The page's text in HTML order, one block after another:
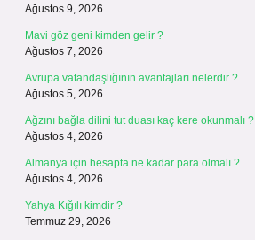
Ağustos 9, 2026
Mavi göz geni kimden gelir ?
Ağustos 7, 2026
Avrupa vatandaşlığının avantajları nelerdir ?
Ağustos 5, 2026
Ağzını bağla dilini tut duası kaç kere okunmalı ?
Ağustos 4, 2026
Almanya için hesapta ne kadar para olmalı ?
Ağustos 4, 2026
Yahya Kığılı kimdir ?
Temmuz 29, 2026